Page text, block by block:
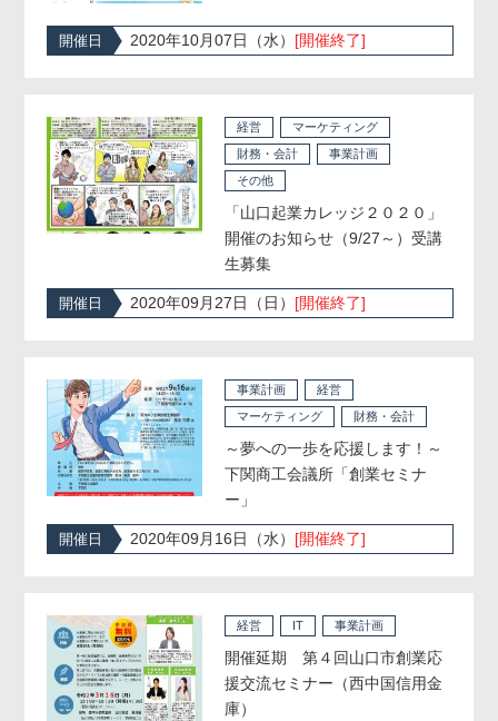
開催日 2020年10月07日（水） [開催終了]
経営
マーケティング
財務・会計
事業計画
その他
「山口起業カレッジ２０２０」
開催のお知らせ（9/27～）受講
生募集
開催日 2020年09月27日（日） [開催終了]
事業計画
経営
マーケティング
財務・会計
～夢への一歩を応援します！～
下関商工会議所「創業セミナ
ー」
開催日 2020年09月16日（水） [開催終了]
経営 IT 事業計画
開催延期 第４回山口市創業応
援交流セミナー（西中国信用金
庫）